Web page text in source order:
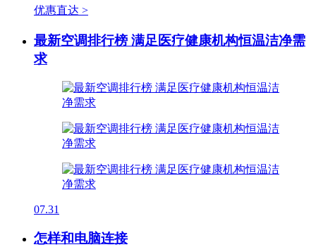
优惠直达 >
最新空调排行榜 满足医疗健康机构恒温洁净需
求
07.31
怎样和电脑连接